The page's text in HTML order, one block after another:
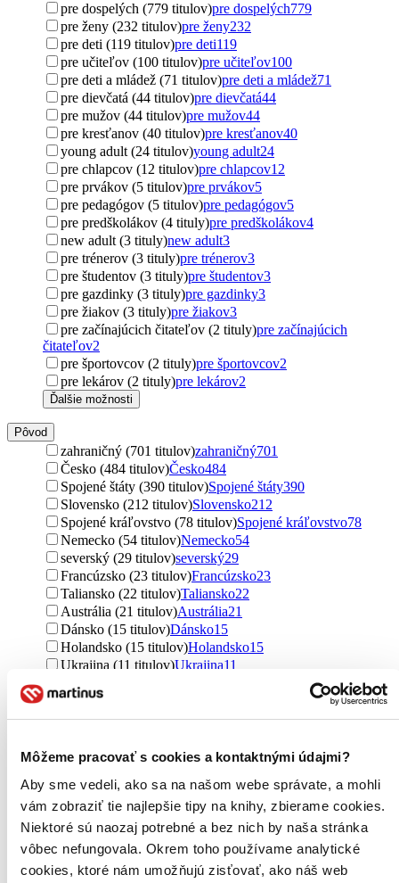
Môžeme pracovať s cookies a kontaktnými údajmi?
Aby sme vedeli, ako sa na našom webe správate, a mohli
vám zobraziť tie najlepšie tipy na knihy, zbierame cookies.
Niektoré sú naozaj potrebné a bez nich by naša stránka
vôbec nefungovala. Okrem toho používame analytické
cookies, ktoré nám umožňujú zisťovať, ako náš web
pre dospelých (779 titulov)pre dospelých779
pre ženy (232 titulov)pre ženy232
pre deti (119 titulov)pre deti119
pre učiteľov (100 titulov)pre učiteľov100
pre deti a mládež (71 titulov)pre deti a mládež71
pre dievčatá (44 titulov)pre dievčatá44
pre mužov (44 titulov)pre mužov44
pre kresťanov (40 titulov)pre kresťanov40
young adult (24 titulov)young adult24
pre chlapcov (12 titulov)pre chlapcov12
pre prvákov (5 titulov)pre prvákov5
pre pedagógov (5 titulov)pre pedagógov5
pre predškolákov (4 tituly)pre predškolákov4
new adult (3 tituly)new adult3
pre trénerov (3 tituly)pre trénerov3
pre študentov (3 tituly)pre študentov3
pre gazdinky (3 tituly)pre gazdinky3
pre žiakov (3 tituly)pre žiakov3
pre začínajúcich čitateľov (2 tituly)pre začínajúcich
čitateľov2
pre športovcov (2 tituly)pre športovcov2
pre lekárov (2 tituly)pre lekárov2
Ďalšie možnosti
Pôvod
zahraničný (701 titulov)zahraničný701
Česko (484 titulov)Česko484
Spojené štáty (390 titulov)Spojené štáty390
Slovensko (212 titulov)Slovensko212
Spojené kráľovstvo (78 titulov)Spojené kráľovstvo78
Nemecko (54 titulov)Nemecko54
severský (29 titulov)severský29
Francúzsko (23 titulov)Francúzsko23
Taliansko (22 titulov)Taliansko22
Austrália (21 titulov)Austrália21
Dánsko (15 titulov)Dánsko15
Holandsko (15 titulov)Holandsko15
Ukrajina (11 titulov)Ukrajina11
Španielsko (10 titulov)
Írsko (8 titulov)Írsko8
Thajsko (7 titulov)Thajsko7
Japonsko (5 titulov) Japonsko5
Švédsko (4 tituly)Švédsko 4
Belgicko (4 tituly)Belgicko4
Kanada (4 tituly)Kanada4
Poľsko (4 tituly)
Bahrajn (3 tituly)Bahrajn3